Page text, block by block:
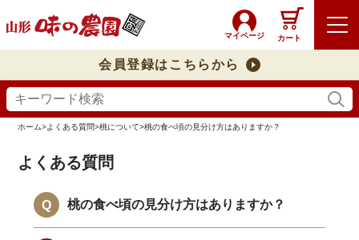
マイページ カート
会員登録はこちらから
ホーム>よくある質問>桃について>桃の食べ頃の見分け方はありますか？
よくある質問
桃の食べ頃の見分け方はありますか？